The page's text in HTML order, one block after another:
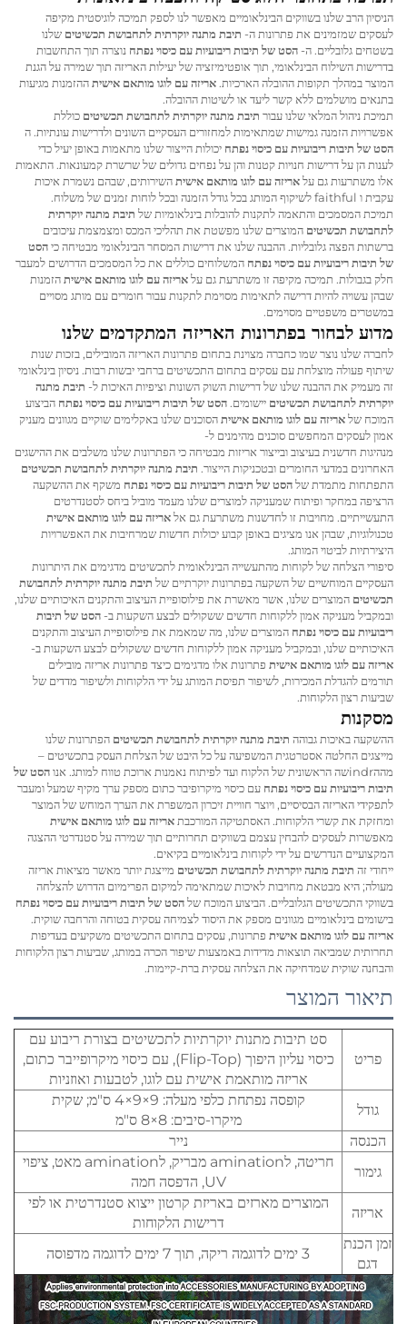
הניסיון הרב שלנו בשווקים הבינלאומיים מאפשר לנו לספק תמיכה לוגיסטית מקיפה
לעסקים שמזמינים את פתרונות ה- תיבת מתנה יוקרתית לתחבושת תכשיטים שלנו
בשטחים גלובליים. ה-הסט של תיבות ריבועיות עם כיסוי נפתח נוצרה תוך התחשבות
בדרישות השילוח הבינלאומי, תוך אופטימיזציה של יעילות האריזה תוך שמירה על הגנת
המוצר במהלך תקופות ההובלה הארכיות. אריזה עם לוגו מותאם אישיתההזמנות מגיעות
בתנאים מושלמים ללא קשר ליעד או לשיטות ההובלה.
תמיכת ניהול המלאי שלנו עבור תיבת מתנה יוקרתית לתחבושת תכשיטים כוללת
אפשרויות הזמנה גמישות שמתאימות למחזורים העסקיים השונים ולדרישות עונתיות. ה
הסט של תיבות ריבועיות עם כיסוי נפתח יכולות הייצור שלנו מתאמות באופן יעיל כדי
לענות הן על דרישות חנויות קטנות והן על נפחים גדולים של שרשרת קמעונאות. התאמות
אלו משתרעות גם עלאריזה עם לוגו מותאם אישיתהשירותים, שבהם נשמרת איכות
עקבית ו faithful לשיקוף המותג בכל גודל הזמנה ובכל לוחות זמנים של משלוח.
תמיכת המסמכים והתאמה לתקנות להובלות בינלאומיות של תיבת מתנה יוקרתית
לתחבושת תכשיטים המוצרים שלנו מפשטת את תהליכי המכס ומצמצמת עיכובים
ברשתות הפצה גלובליות. ההבנה שלנו את דרישות המסחר הבינלאומי מבטיחה כיהסט
של תיבות ריבועיות עם כיסוי נפתח המשלוחים כוללים את כל המסמכים הדרושים למעבר
חלק בגבולות. תמיכה מקיפה זו משתרעת גם עלאריזה עם לוגו מותאם אישיתהזמנות
שבהן עשויה להיות דרישה לתאימות מסוימת לתקנות עבור חומרים עם מותג מסויים
במשטרים משפטיים מסוימים.
מדוע לבחור בפתרונות האריזה המתקדמים שלנו
לחברה שלנו נוצר שמו כחברה מצוינת בתחום פתרונות האריזה המובילים, בזכות שנות
שיתוף פעולה מוצלחת עם עסקים בתחום התכשיטים ברחבי יבשות רבות. ניסיון בינלאומי
זה מעמיק את ההבנה שלנו של דרישות השוק השונות וציפיות האיכות ל- תיבת מתנה
יוקרתית לתחבושת תכשיטים יישומים. הסט של תיבות ריבועיות עם כיסוי נפתח הביצוע
המוכח שלאריזה עם לוגו מותאם אישיתהסוכנים שלנו באקלימים שוקיים מגוונים מעניק
אמון לעסקים המחפשים סוכנים מהימנים ל-
מנהיגות חדשנית בעיצוב ובייצור אריזות מבטיחה כי הפתרונות שלנו משלבים את ההישגים
האחרונים במדעי החומרים ובטכניקות הייצור. תיבת מתנה יוקרתית לתחבושת תכשיטים
התפתחות מתמדת שלהסט של תיבות ריבועיות עם כיסוי נפתח משקף את ההשקעה
הרציפה במחקר ופיתוח שמעניקה למוצרים שלנו מעמד מוביל ביחס לסטנדרטים
התעשייתיים. מחויבות זו לחדשנות משתרעת גם אלאריזה עם לוגו מותאם אישית
טכנולוגיות, שבהן אנו מציגים באופן קבוע יכולות חדשות שמרחיבות את האפשרויות
היצירתיות לביטוי המותג.
סיפורי הצלחה של לקוחות מהתעשייה הבינלאומית לתכשיטים מדגימים את היתרונות
העסקיים המוחשיים של השקעה בפתרונות יוקרתיים של תיבת מתנה יוקרתית לתחבושת
תכשיטים המוצרים שלנו, אשר מאשרת את פילוסופיית העיצוב והתקנים האיכותיים שלנו,
ובמקביל מעניקה אמון ללקוחות חדשים ששקולים לבצע השקעות ב-הסט של תיבות
ריבועיות עם כיסוי נפתח המוצרים שלנו, מה שמאמת את פילוסופיית העיצוב והתקנים
האיכותיים שלנו, ובמקביל מעניקה אמון ללקוחות חדשים ששקולים לבצע השקעות ב-
אריזה עם לוגו מותאם אישית פתרונות אלו מדגימים כיצד פתרונות אריזה מובילים
תורמים להגדלת המכירות, לשיפור תפיסת המותג על ידי הלקוחות ולשיפור מדדים של
שביעות רצון הלקוחות.
מסקנות
ההשקעה באיכות גבוהה תיבת מתנה יוקרתית לתחבושת תכשיטים הפתרונות שלנו
מייצגים החלטה אסטרטגית המשפיעה על כל היבט של הצלחת העסק בתכשיטים –
מההindrשה הראשונית של הלקוח ועד לפיתוח נאמנות ארוכת טווח למותג. אנו
הסט של
תיבות ריבועיות עם כיסוי נפתח עם כיסוי מיקרופיבר כתום מספק ערך מקיף שמעל ומעבר
לתפקידי האריזה הבסיסיים, ויוצר חוויית זיכרון המשפרת את הערך המוחש של המוצר
ומחזקת את קשרי הלקוחות. האסתטיקה המורכבת אריזה עם לוגו מותאם אישית
מאפשרות לעסקים להבחין עצמם בשווקים תחרותיים תוך שמירה על סטנדרטי ההצגה
המקצועיים הנדרשים על ידי לקוחות בינלאומיים בקיאים.
ייחודי זה תיבת מתנה יוקרתית לתחבושת תכשיטים מייצגת יותר מאשר מציאות אריזה
מעולה; היא מבטאת מחויבות לאיכות שמתאימה למיקום הפרימיום הדרוש להצלחה
בשווקי התכשיטים הגלובליים. הביצוע המוכח שלהסט של תיבות ריבועיות עם כיסוי נפתח
בישומים בינלאומיים מגוונים מספק את היסוד לצמיחה עסקית בטוחה והרחבה שוקית.
אריזה עם לוגו מותאם אישית פתרונות, עסקים בתחום התכשיטים משקיעים בעדיפות
תחרותית שמביאה תוצאות מדידות באמצעות שיפור הכרה במותג, שביעות רצון הלקוחות
והבחנה שוקית שמדחיקה את הצלחה עסקית ברת-קיימות.
תיאור המוצר
פריט
סט תיבות מתנות יוקרתיות לתכשיטים בצורת ריבוע עם
כיסוי עליון היפוך (Flip-Top), עם כיסוי מיקרופייבר כתום,
אריזה מותאמת אישית עם לוגו, לטבעות ואוזניות
גודל
קופסה נפתחת כלפי מעלה: 9×9×4 ס"מ; שקית
מיקרו-סיבים: 8×8 ס"מ
הכנסה
נייר
גימור
חריטה, לamination מבריק, לamination מאט, ציפוי
UV, הדפסה חמה
אריזה
המוצרים מארזים באריזת קרטון ייצוא סטנדרטית או לפי
דרישות הלקוחות
זמן הכנת
דגם
3 ימים לדוגמה ריקה, תוך 7 ימים לדוגמה מדפוסה